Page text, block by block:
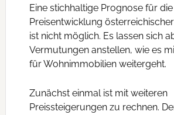
Eine stichhaltige Prognose für die
Preisentwicklung
ist nicht möglich. Es lassen sich
Vermutungen anstellen, wie es
für Wohnimmobilien weitergeht.
Zunächst einmal ist mit weiteren
Preissteigerungen zu rechnen.